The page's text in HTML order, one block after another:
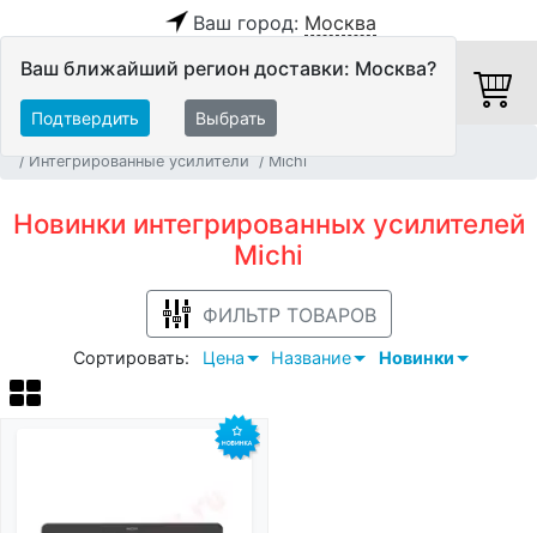
Ваш город: Москва
Ваш ближайший регион доставки: Москва?
Подтвердить Выбрать
Интегрированные усилители
Michi
Новинки интегрированных усилителей
Michi
ФИЛЬТР ТОВАРОВ
Сортировать: Цена Название Новинки